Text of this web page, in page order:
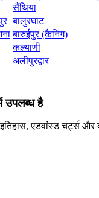
सैंथिया
बालुरघाट
बारुईपुर (कैनिंग)
कल्याणी
अलीपुरद्वार
उपलब्ध है
इतिहास, एडवांस्ड चर्ट्स